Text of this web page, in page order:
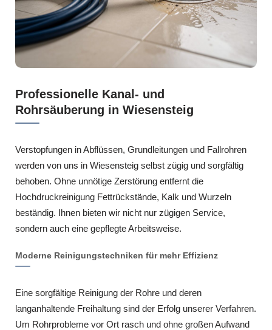
Professionelle Kanal- und
Rohrsäuberung in Wiesensteig
Verstopfungen in Abflüssen, Grundleitungen und Fallrohren
werden von uns in Wiesensteig selbst zügig und sorgfältig
behoben. Ohne unnötige Zerstörung entfernt die
Hochdruckreinigung Fettrückstände, Kalk und Wurzeln
beständig. Ihnen bieten wir nicht nur zügigen Service,
sondern auch eine gepflegte Arbeitsweise.
Moderne Reinigungstechniken für mehr Effizienz
Eine sorgfältige Reinigung der Rohre und deren
langanhaltende Freihaltung sind der Erfolg unserer Verfahren.
Um Rohrprobleme vor Ort rasch und ohne großen Aufwand